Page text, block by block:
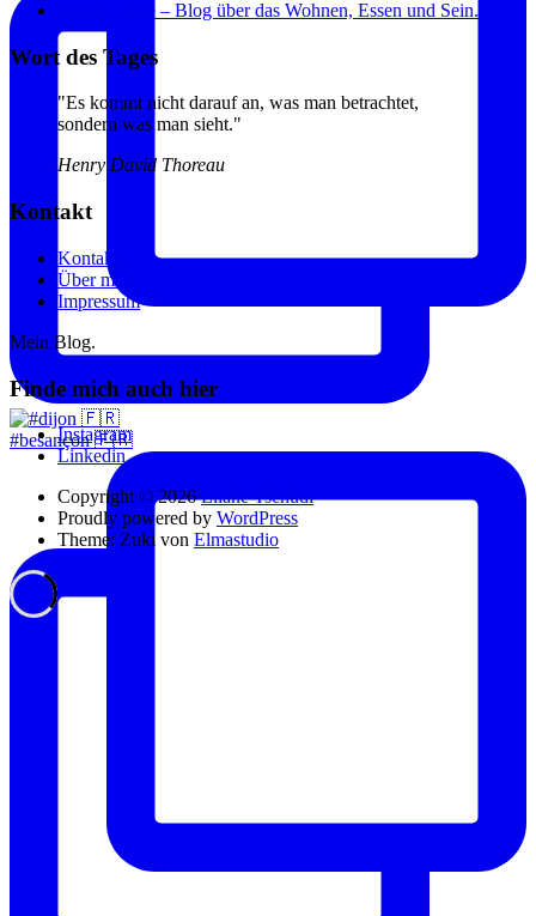
#besançon 🇫🇷
Sweet Home – Blog über das Wohnen, Essen und Sein.
Wort des Tages
"Es kommt nicht darauf an, was man betrachtet,
sondern was man sieht."
Henry David Thoreau
Kontakt
Kontakt
Über mich
Impressum
Mein Blog.
Finde mich auch hier
Instagram
Linkedin
Copyright © 2026Eliane Tschudi
Proudly powered by WordPress
Theme: Zuki von Elmastudio